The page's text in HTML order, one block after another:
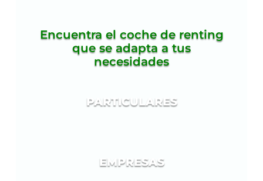
Encuentra el coche de renting
que se adapta a tus
necesidades
PARTICULARES
EMPRESAS